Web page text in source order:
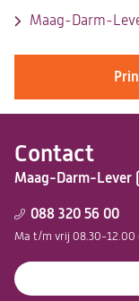
Contact
Maag-Darm-Lever
088 320 56 00
Ma t/m vrij 08.30-12.00
Maag-Darm-